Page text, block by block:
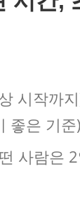
시작까
좋은 기준)
사람은